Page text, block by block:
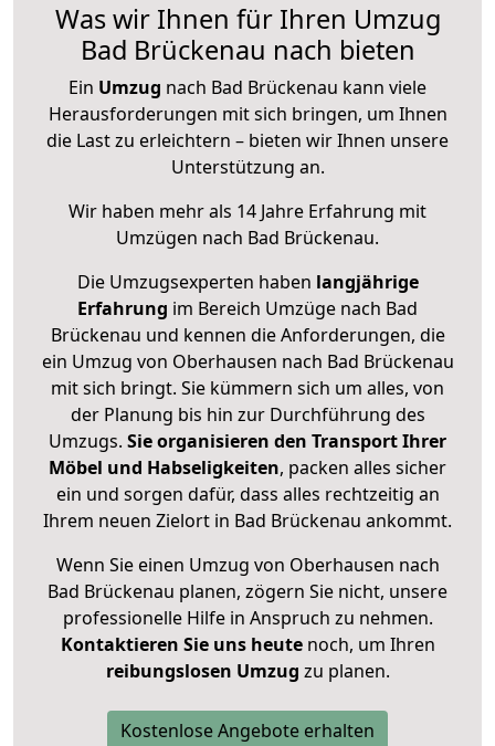
Was wir Ihnen für Ihren Umzug
Bad Brückenau nach bieten
Ein Umzug nach Bad Brückenau kann viele
Herausforderungen mit sich bringen, um Ihnen
die Last zu erleichtern – bieten wir Ihnen unsere
Unterstützung an.
Wir haben mehr als 14 Jahre Erfahrung mit
Umzügen nach Bad Brückenau.
Die Umzugsexperten haben langjährige
Erfahrung im Bereich Umzüge nach Bad
Brückenau und kennen die Anforderungen, die
ein Umzug von Oberhausen nach Bad Brückenau
mit sich bringt. Sie kümmern sich um alles, von
der Planung bis hin zur Durchführung des
Umzugs. Sie organisieren den Transport Ihrer
Möbel und Habseligkeiten, packen alles sicher
ein und sorgen dafür, dass alles rechtzeitig an
Ihrem neuen Zielort in Bad Brückenau ankommt.
Wenn Sie einen Umzug von Oberhausen nach
Bad Brückenau planen, zögern Sie nicht, unsere
professionelle Hilfe in Anspruch zu nehmen.
Kontaktieren Sie uns heutenoch, um Ihren
reibungslosen Umzug zu planen.
Kostenlose Angebote erhalten